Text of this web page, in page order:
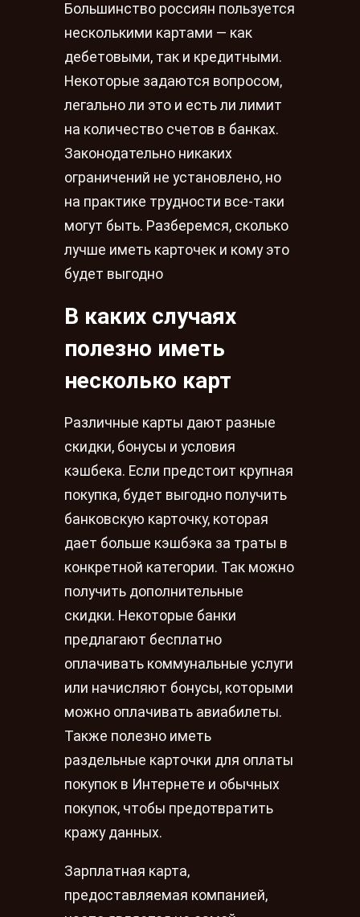
Большинство россиян пользуется
несколькими картами — как
дебетовыми, так и кредитными.
Некоторые задаются вопросом,
легально ли это и есть ли лимит
на количество счетов в банках.
Законодательно никаких
ограничений не установлено, но
на практике трудности все-таки
могут быть. Разберемся, сколько
лучше иметь карточек и кому это
будет выгодно
В каких случаях
полезно иметь
несколько карт
Различные карты дают разные
скидки, бонусы и условия
кэшбека. Если предстоит крупная
покупка, будет выгодно получить
банковскую карточку, которая
дает больше кэшбэка за траты в
конкретной категории. Так можно
получить дополнительные
скидки. Некоторые банки
предлагают бесплатно
оплачивать коммунальные услуги
или начисляют бонусы, которыми
можно оплачивать авиабилеты.
Также полезно иметь
раздельные карточки для оплаты
покупок в Интернете и обычных
покупок, чтобы предотвратить
кражу данных.
Зарплатная карта,
предоставляемая компанией,